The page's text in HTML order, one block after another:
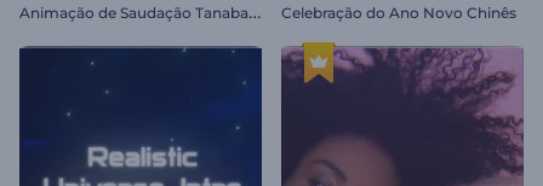
A
nimação de Saudação Tanabata Celebração do Ano Novo Chinês